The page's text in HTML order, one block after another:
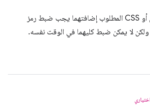
تفاصيل النص البرمجي أو CSS المطلوب إضافتهما يجب ضبط رمز
ولكن لا يمكن ضبط كليهما في الوقت نفسه.
اختياري